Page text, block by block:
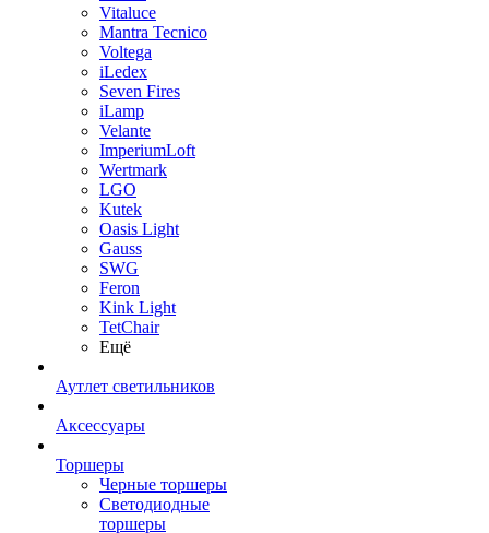
Vitaluce
Mantra Tecnico
Voltega
iLedex
Seven Fires
iLamp
Velante
ImperiumLoft
Wertmark
LGO
Kutek
Oasis Light
Gauss
SWG
Feron
Kink Light
TetСhair
Ещё
Аутлет светильников
Аксессуары
Торшеры
Черные торшеры
Светодиодные
торшеры